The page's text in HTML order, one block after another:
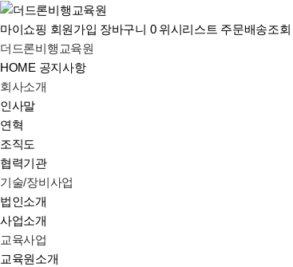
마이쇼핑 회원가입 장바구니 0 위시리스트 주문배송조회
더드론비행교육원
HOME 공지사항
회사소개
인사말
연혁
조직도
협력기관
기술/장비사업
법인소개
사업소개
교육사업
교육원소개